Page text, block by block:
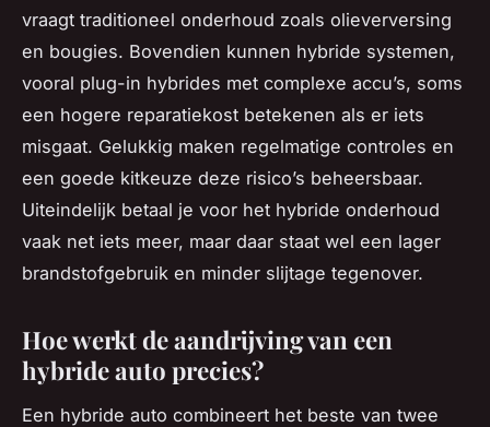
vraagt traditioneel onderhoud zoals olieverversing
en bougies. Bovendien kunnen hybride systemen,
vooral plug-in hybrides met complexe accu’s, soms
een hogere reparatiekost betekenen als er iets
misgaat. Gelukkig maken regelmatige controles en
een goede kitkeuze deze risico’s beheersbaar.
Uiteindelijk betaal je voor het hybride onderhoud
vaak net iets meer, maar daar staat wel een lager
brandstofgebruik en minder slijtage tegenover.
Hoe werkt de aandrijving van een
hybride auto precies?
Een hybride auto combineert het beste van twee